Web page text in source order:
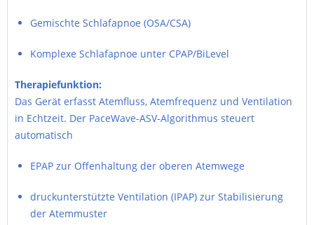
Gemischte Schlafapnoe (OSA/CSA)
Komplexe Schlafapnoe unter CPAP/BiLevel
Therapiefunktion:
Das Gerät erfasst Atemfluss, Atemfrequenz und Ventilation
in Echtzeit. Der PaceWave-ASV-Algorithmus steuert
automatisch
EPAP zur Offenhaltung der oberen Atemwege
druckunterstützte Ventilation (IPAP) zur Stabilisierung
der Atemmuster